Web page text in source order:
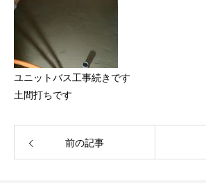
ユニットバス工事続きです
土間打ちです
前の記事